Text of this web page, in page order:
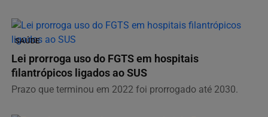
SAÚDE
Lei prorroga uso do FGTS em hospitais
filantrópicos ligados ao SUS
Prazo que terminou em 2022 foi prorrogado até 2030.